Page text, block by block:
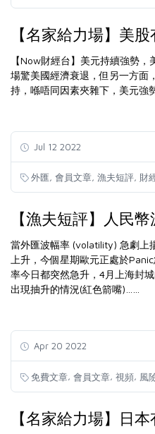
【名家給力場】美
【Now財經台】美元持續強勢
場驚美國經濟衰退，但另一方面
持，喺唔同因素夾雜下，美元強
Jul 12 2022
外匯 會員文章 漁夫短評 財
【漁夫短評】人民
當外匯波幅率 (volatility) 急劇上
上升，今個星期歐元正處於
率今日都突然急升，4月上海封
出現抽升的情況(紅色箭嘴)……
Apr 20 2022
免費文章, 會員文章, 視頻, 風
【名家給力場】日